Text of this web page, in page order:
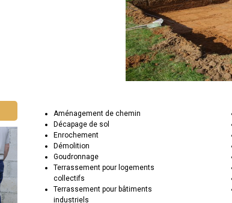
Aménagement de chemin
Décapage de sol
Enrochement
Démolition
Goudronnage
Terrassement pour logements
collectifs
Terrassement pour bâtiments
industriels